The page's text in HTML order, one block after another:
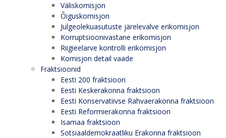
Väliskomisjon
Õiguskomisjon
Julgeolekuasutuste järelevalve erikomisjon
Korruptsioonivastane erikomisjon
Riigieelarve kontrolli erikomisjon
Komisjon detail vaade
Fraktsioonid
Eesti 200 fraktsioon
Eesti Keskerakonna fraktsioon
Eesti Konservatiivse Rahvaerakonna fraktsioon
Eesti Reformierakonna fraktsioon
Isamaa fraktsioon
Sotsiaaldemokraatliku Erakonna fraktsioon